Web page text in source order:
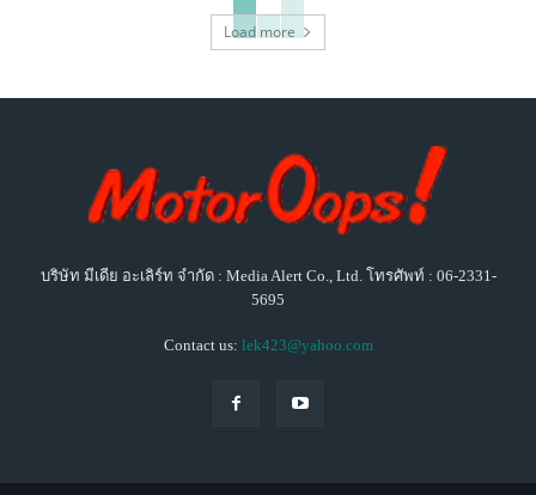
Load more
บริษัท มีเดีย อะเลิร์ท จำกัด : Media Alert Co., Ltd. โทรศัพท์ : 06-2331-
5695
Contact us: lek423@yahoo.com